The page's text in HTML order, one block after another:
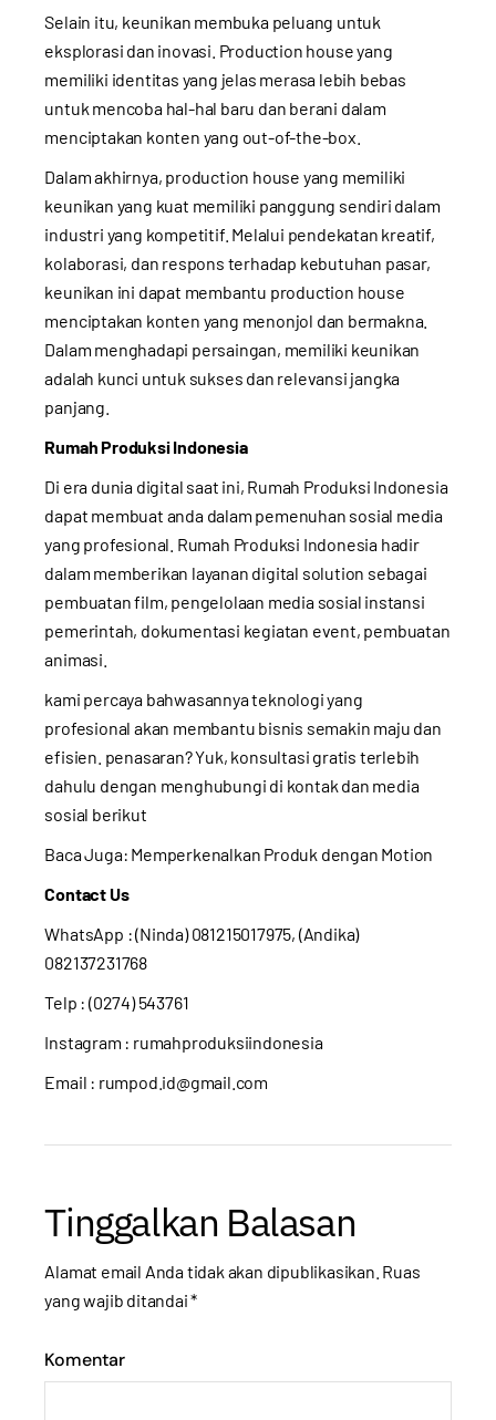
Selain itu, keunikan membuka peluang untuk
eksplorasi dan inovasi. Production house yang
memiliki identitas yang jelas merasa lebih bebas
untuk mencoba hal-hal baru dan berani dalam
menciptakan konten yang out-of-the-box.
Dalam akhirnya, production house yang memiliki
keunikan yang kuat memiliki panggung sendiri dalam
industri yang kompetitif. Melalui pendekatan kreatif,
kolaborasi, dan respons terhadap kebutuhan pasar,
keunikan ini dapat membantu production house
menciptakan konten yang menonjol dan bermakna.
Dalam menghadapi persaingan, memiliki keunikan
adalah kunci untuk sukses dan relevansi jangka
panjang.
Rumah Produksi Indonesia
Di era dunia digital saat ini, Rumah Produksi Indonesia
dapat membuat anda dalam pemenuhan sosial media
yang profesional. Rumah Produksi Indonesia hadir
dalam memberikan layanan digital solution sebagai
pembuatan film, pengelolaan media sosial instansi
pemerintah, dokumentasi kegiatan event, pembuatan
animasi.
kami percaya bahwasannya teknologi yang
profesional akan membantu bisnis semakin maju dan
efisien. penasaran? Yuk, konsultasi gratis terlebih
dahulu dengan menghubungi di kontak dan media
sosial berikut
Baca Juga: Memperkenalkan Produk dengan Motion
Contact Us
WhatsApp : (Ninda) 081215017975, (Andika)
082137231768
Telp : (0274) 543761
Instagram : rumahproduksiindonesia
Email : rumpod.id@gmail.com
Tinggalkan Balasan
Alamat email Anda tidak akan dipublikasikan. Ruas
yang wajib ditandai*
Komentar